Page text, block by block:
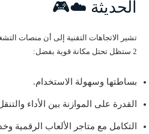
الحديثة ☁️🎮
2 ستظل تحتل مكانة قوية بفضل:
بساطتها وسهولة الاستخدام.
القدرة على الموازنة بين الأداء
التكامل مع متاجر الألعاب الرقمية